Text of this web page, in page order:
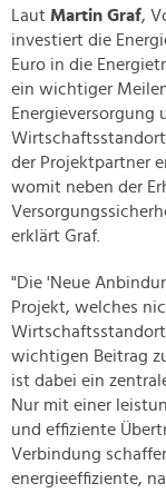
Laut Martin Graf,
investiert die
Euro in die
ein wichtiger
Energieversorgung
der Projektpartner
womit neben der
erklärt Graf.
"Die 'Neue
Projekt, welches
wichtigen Beitrag
ist dabei ein
Nur mit einer
und effiziente
Verbindung
energieeffiziente,